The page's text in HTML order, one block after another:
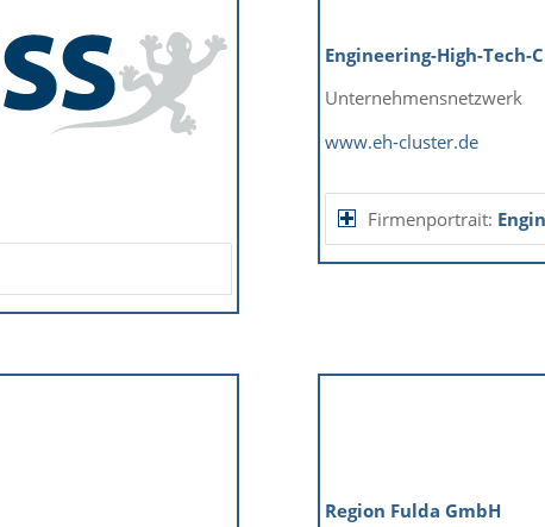
Engineering-High-Tech-
Unternehmensnetzwerk
www.eh-cluster.de
Firmenportrait:
Region Fulda GmbH